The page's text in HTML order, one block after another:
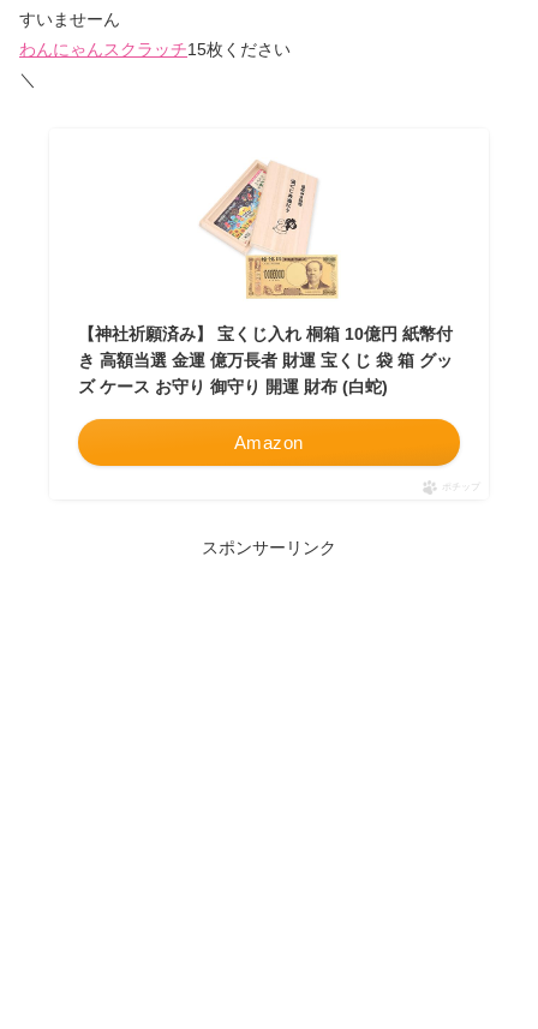
すいませーん
わんにゃんスクラッチ15枚ください
＼
【神社祈願済み】 宝くじ入れ 桐箱 10億円 紙幣付
き 高額当選 金運 億万長者 財運 宝くじ 袋 箱 グッ
ズ ケース お守り 御守り 開運 財布 (白蛇)
Amazon
ポチップ
スポンサーリンク